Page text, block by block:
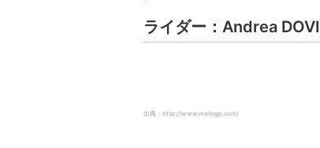
ライダー：Andrea
出典：http://www.motogp.com/